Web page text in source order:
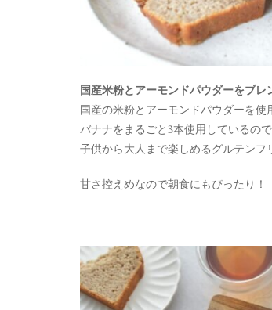
国産米粉とアーモンドパウダーをブレ
国産の米粉とアーモンドパウダーを使
バナナをまるごと3本使用しているの
子供から大人まで楽しめるグルテンフ
甘さ控えめなので朝食にもぴったり！